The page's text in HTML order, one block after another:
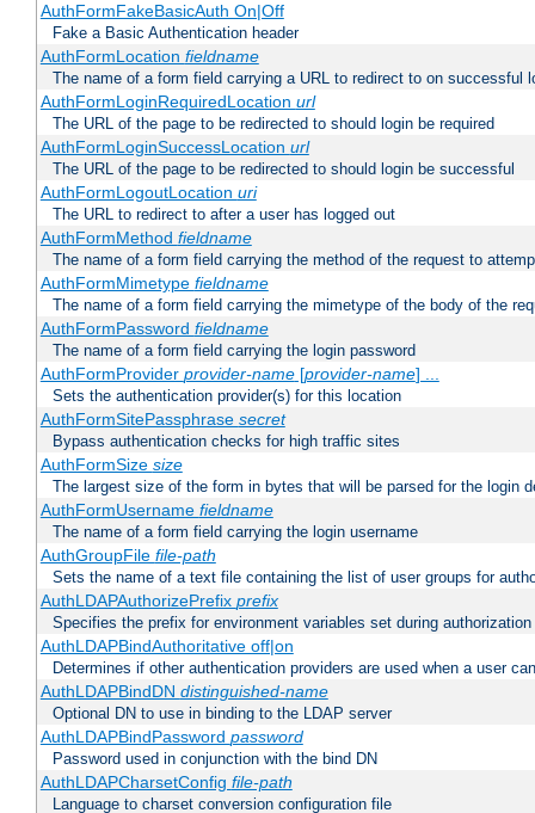
AuthFormFakeBasicAuth On|Off
Fake a Basic Authentication header
AuthFormLocation fieldname
The name of a form field carrying a URL to redirect to on successful
AuthFormLoginRequiredLocation url
The URL of the page to be redirected to should login be required
AuthFormLoginSuccessLocation url
The URL of the page to be redirected to should login be successful
AuthFormLogoutLocation uri
The URL to redirect to after a user has logged out
AuthFormMethod fieldname
The name of a form field carrying the method of the request to
AuthFormMimetype fieldname
The name of a form field carrying the mimetype of the body of the
AuthFormPassword fieldname
The name of a form field carrying the login password
AuthFormProvider provider-name[provider-name] ...
Sets the authentication provider(s) for this location
AuthFormSitePassphrase secret
Bypass authentication checks for high traffic sites
AuthFormSize size
The largest size of the form in bytes that will be parsed for the login
AuthFormUsername fieldname
The name of a form field carrying the login username
AuthGroupFile file-path
Sets the name of a text file containing the list of user groups for
AuthLDAPAuthorizePrefix prefix
Specifies the prefix for environment variables set during authorization
AuthLDAPBindAuthoritative off|on
Determines if other authentication providers are used when a user
AuthLDAPBindDN distinguished-name
Optional DN to use in binding to the LDAP server
AuthLDAPBindPassword password
Password used in conjunction with the bind DN
AuthLDAPCharsetConfig file-path
Language to charset conversion configuration file